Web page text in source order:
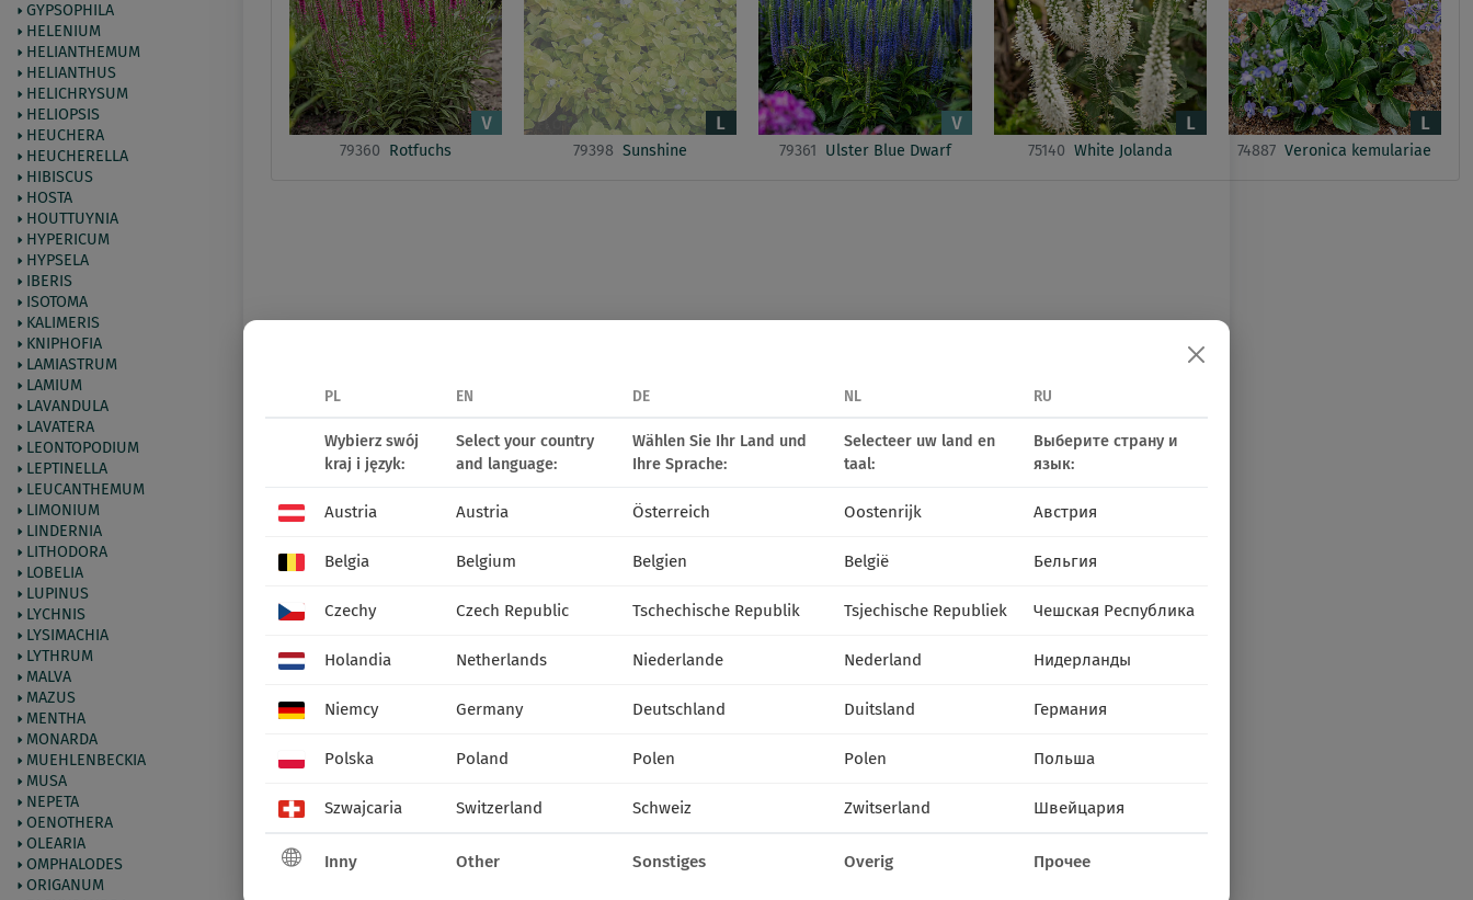
GYPSOPHILA
HELENIUM
HELIANTHEMUM
HELIANTHUS
HELICHRYSUM
HELIOPSIS
HEUCHERA
HEUCHERELLA
HIBISCUS
HOSTA
HOUTTUYNIA
HYPERICUM
HYPSELA
IBERIS
ISOTOMA
KALIMERIS
KNIPHOFIA
LAMIASTRUM
LAMIUM
LAVANDULA
LAVATERA
LEONTOPODIUM
LEPTINELLA
LEUCANTHEMUM
LIMONIUM
LINDERNIA
LITHODORA
LOBELIA
LUPINUS
LYCHNIS
LYSIMACHIA
LYTHRUM
MALVA
MAZUS
MENTHA
MONARDA
MUEHLENBECKIA
MUSA
NEPETA
OENOTHERA
OLEARIA
OMPHALODES
ORIGANUM
79360 Rotfuchs 79398 Sunshine 79361 Ulster Blue Dwarf 75140 White Jolanda 74887 Veronica kemulariae
PL EN DE NL RU
Wybierz swój
kraj i język:
Select your country
and language:
Wählen Sie Ihr Land und
Ihre Sprache:
Selecteer uw land en
taal:
Выберите страну и
язык:
Austria Austria Österreich Oostenrijk Австрия
Belgia Belgium Belgien België Бельгия
Czechy Czech Republic Tschechische Republik Tsjechische Republiek Чешская Республика
Holandia Netherlands Niederlande Nederland Нидерланды
Niemcy Germany Deutschland Duitsland Германия
Polska Poland Polen Polen Польша
Szwajcaria Switzerland Schweiz Zwitserland Швейцария
Inny Other Sonstiges Overig Прочее